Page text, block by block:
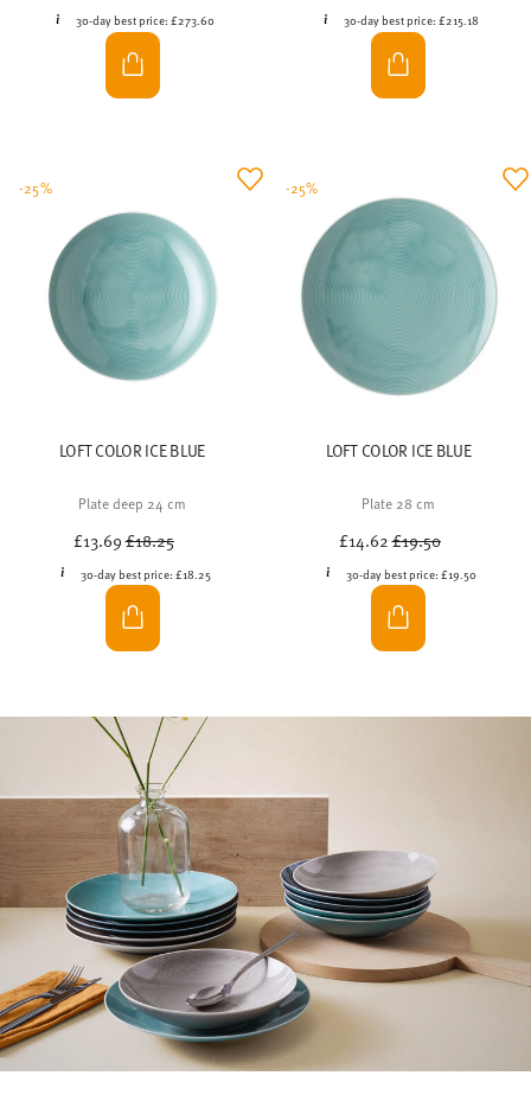
30-day best price:£273.60 30-day best price:£215.18
LOFT COLOR ICE BLUE
Plate deep 24 cm
£13.69Price reduced from
£18.25
30-day best price: £18.25
-25%
LOFT COLOR ICE BLUE
Plate 28 cm
£14.62Price reduced from
£19.50
30-day best price:£19.50
-25%